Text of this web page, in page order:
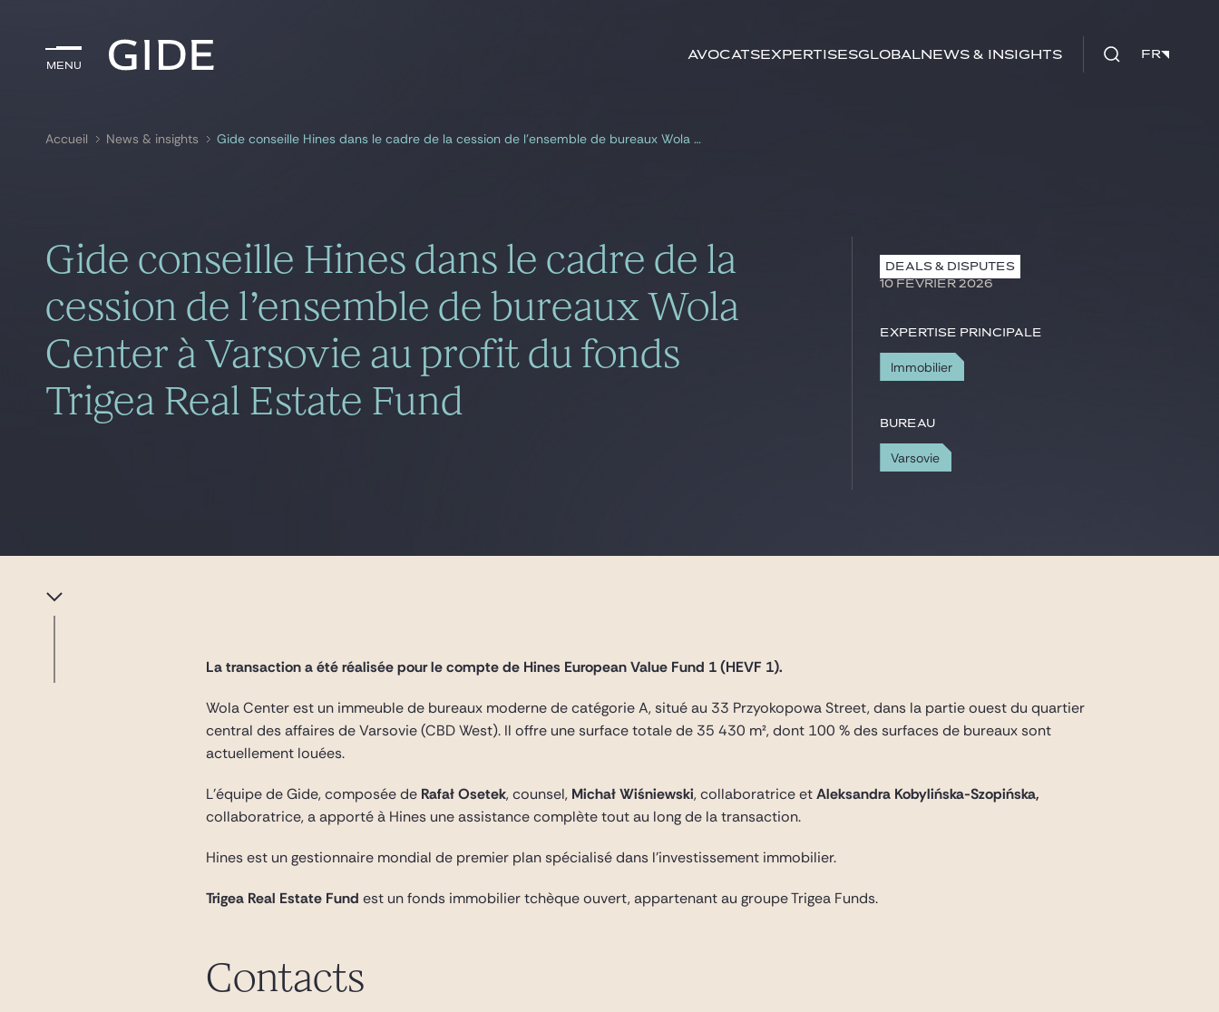
Menu
AvocatsExpertisesGlobalNews & insights FR
Menu mots-clés FR
Accueil News & insights Gide conseille Hines dans le cadre de la cession de l’ensemble de bureaux Wola Center à Varsovie au profit du fonds Trigea Real Estate Fund
Gide conseille Hines dans le cadre de la
cession de l’ensemble de bureaux Wola
Center à Varsovie au profit du fonds
Trigea Real Estate Fund
DEALS & DISPUTES
10 FÉVRIER 2026
Expertise principale
Immobilier
Bureau
Varsovie
La transaction a été réalisée pour le compte de Hines European Value Fund 1 (HEVF 1).
Wola Center est un immeuble de bureaux moderne de catégorie A, situé au 33 Przyokopowa Street, dans la partie ouest du quartier
central des affaires de Varsovie (CBD West). Il offre une surface totale de 35 430 m², dont 100 % des surfaces de bureaux sont
actuellement louées.
L’équipe de Gide, composée de Rafał Osetek, counsel, Michał Wiśniewski, collaboratrice etAleksandra Kobylińska-Szopińska,
collaboratrice, a apporté à Hines une assistance complète tout au long de la transaction.
Hines est un gestionnaire mondial de premier plan spécialisé dans l’investissement immobilier.
Trigea Real Estate Fundest un fonds immobilier tchèque ouvert, appartenant au groupe Trigea Funds.
Contacts